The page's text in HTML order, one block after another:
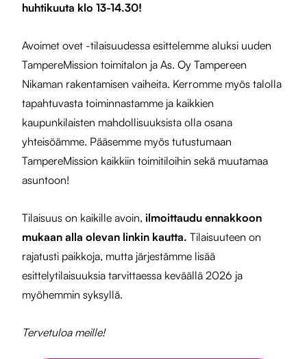
huhtikuuta klo 13-14.30!
Avoimet ovet -tilaisuudessa esittelemme aluksi uuden
TampereMission toimitalon ja As. Oy Tampereen
Nikaman rakentamisen vaiheita. Kerromme myös talolla
tapahtuvasta toiminnastamme ja kaikkien
kaupunkilaisten mahdollisuuksista olla osana
yhteisöämme. Pääsemme myös tutustumaan
TampereMission kaikkiin toimitiloihin sekä muutamaa
asuntoon!
Tilaisuus on kaikille avoin, ilmoittaudu ennakkoon
mukaan alla olevan linkin kautta. Tilaisuuteen on
rajatusti paikkoja, mutta järjestämme lisää
esittelytilaisuuksia tarvittaessa keväällä 2026 ja
myöhemmin syksyllä.
Tervetuloa meille!